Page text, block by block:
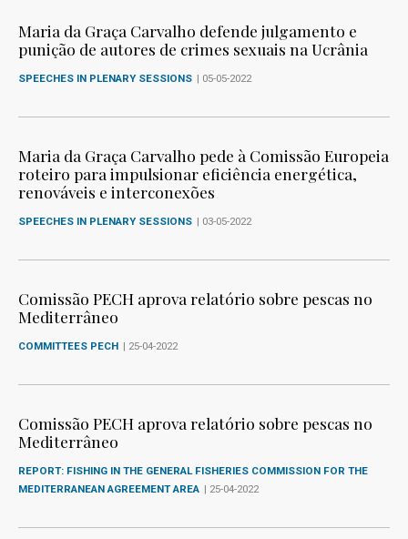
Maria da Graça Carvalho defende julgamento e
punição de autores de crimes sexuais na Ucrânia
SPEECHES IN PLENARY SESSIONS | 05-05-2022
Maria da Graça Carvalho pede à Comissão Europeia
roteiro para impulsionar eficiência energética,
renováveis e interconexões
SPEECHES IN PLENARY SESSIONS | 03-05-2022
Comissão PECH aprova relatório sobre pescas no
Mediterrâneo
COMMITTEES PECH | 25-04-2022
Comissão PECH aprova relatório sobre pescas no
Mediterrâneo
REPORT: FISHING IN THE GENERAL FISHERIES COMMISSION FOR THE
MEDITERRANEAN AGREEMENT AREA | 25-04-2022